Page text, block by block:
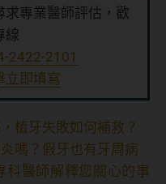
求專業醫師評估，歡
線
2422-2101
立即填寫
植牙失敗如何補救？
嗎？假牙也有牙周病
科醫師解釋您關心的事